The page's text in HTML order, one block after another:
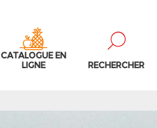
CATALOGUE EN
LIGNE
RECHERCHER